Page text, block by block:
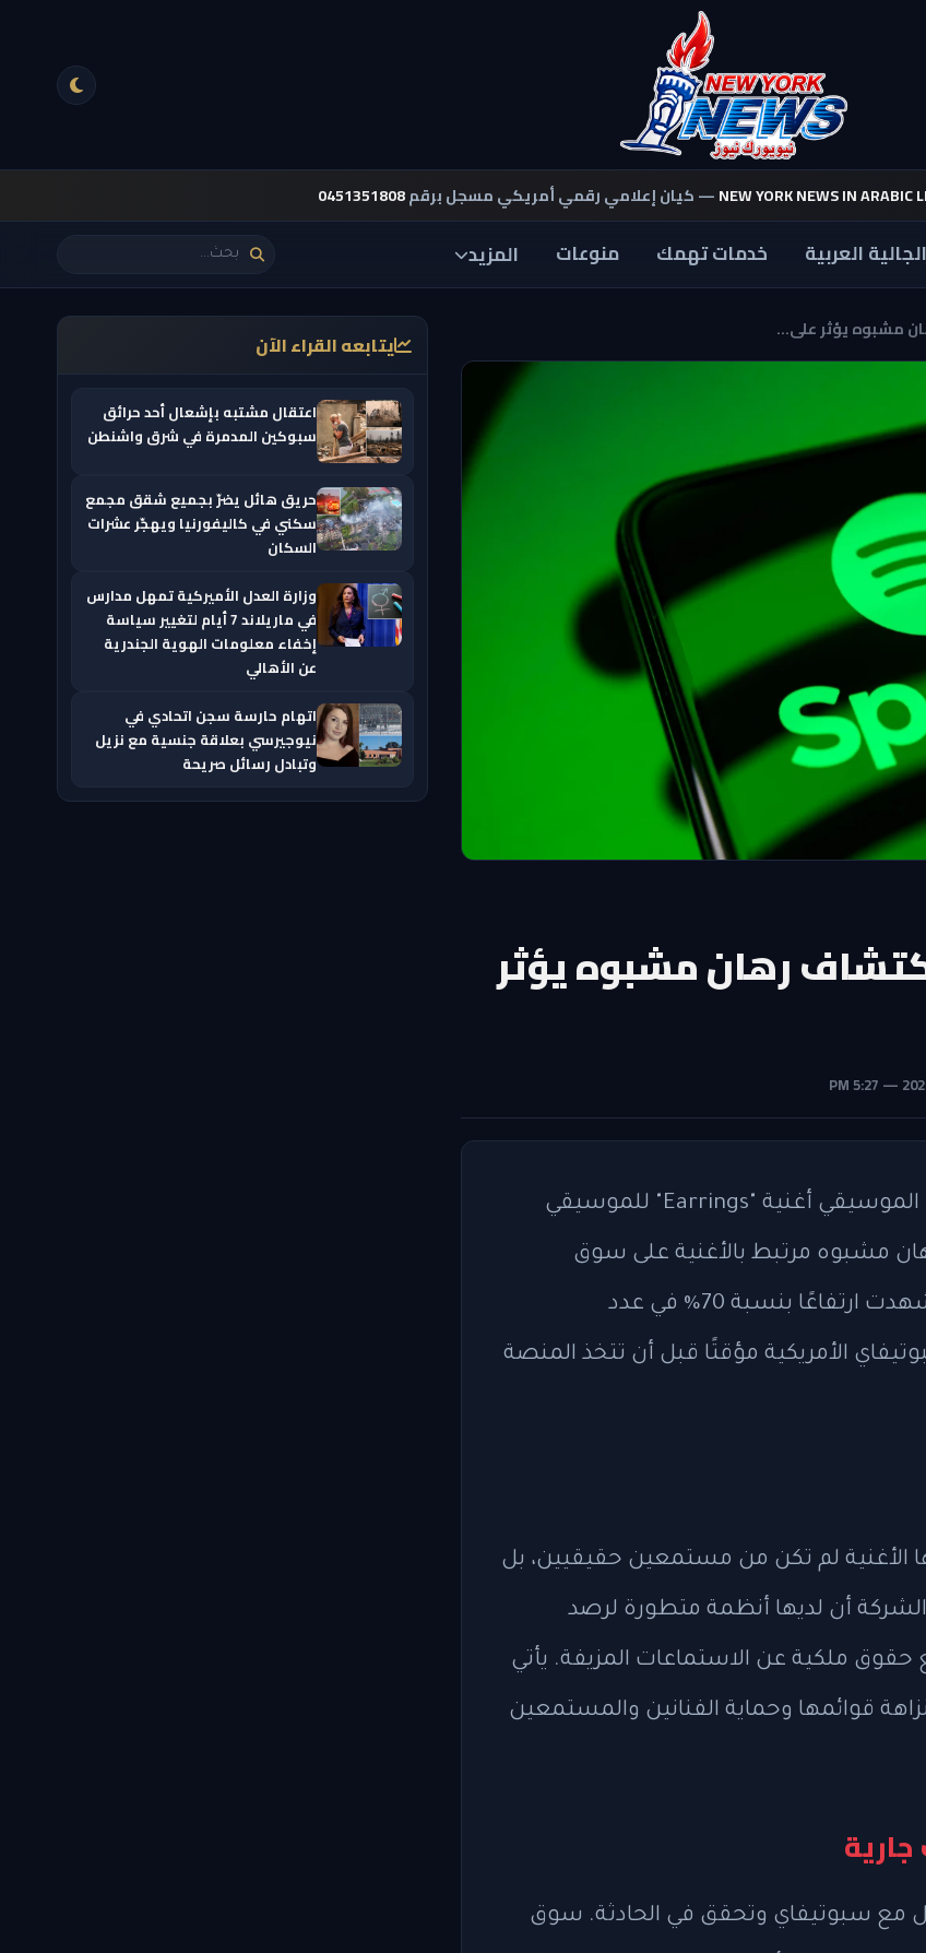
NEW YORK NEWS IN ARABIC— كيان إعلامي رقمي أمريكي مسجل برقم0451351808
الجالية العربية خدمات تهمك منوعات المزيد
مشبوه يؤثر على...
رهان مشبوه يؤثر
أزالت منصة سبوتيفاي الأمريكية الشهيرة للبث الموسيقي أغنية "Earrings" للموسيقي
مشبوه مرتبط بالأغنية على سوق
التنبؤات المالية "كالشي" (Kalshi). الأغنية التي شهدت ارتفاعًا بنسبة 70% في عدد
الأمريكية مؤقتًا قبل أن تتخذ المنصة
الأغنية لم تكن من مستمعين حقيقيين، بل
أن لديها أنظمة متطورة لرصد
حقوق ملكية عن الاستماعات المزيفة. يأتي
قوائمها وحماية الفنانين والمستمعين
مع سبوتيفاي وتحقق في الحادثة. سوق
يتابعه القراء الآن
اعتقال مشتبه بإشعال أحد حرائق
سبوكين المدمرة في شرق واشنطن
حريق هائل يضرّ بجميع شقق مجمع
سكني في كاليفورنيا ويهجّر عشرات
السكان
وزارة العدل الأميركية تمهل مدارس
في ماريلاند 7 أيام لتغيير سياسة
إخفاء معلومات الهوية الجندرية
عن الأهالي
اتهام حارسة سجن اتحادي في
نيوجيرسي بعلاقة جنسية مع نزيل
وتبادل رسائل صريحة